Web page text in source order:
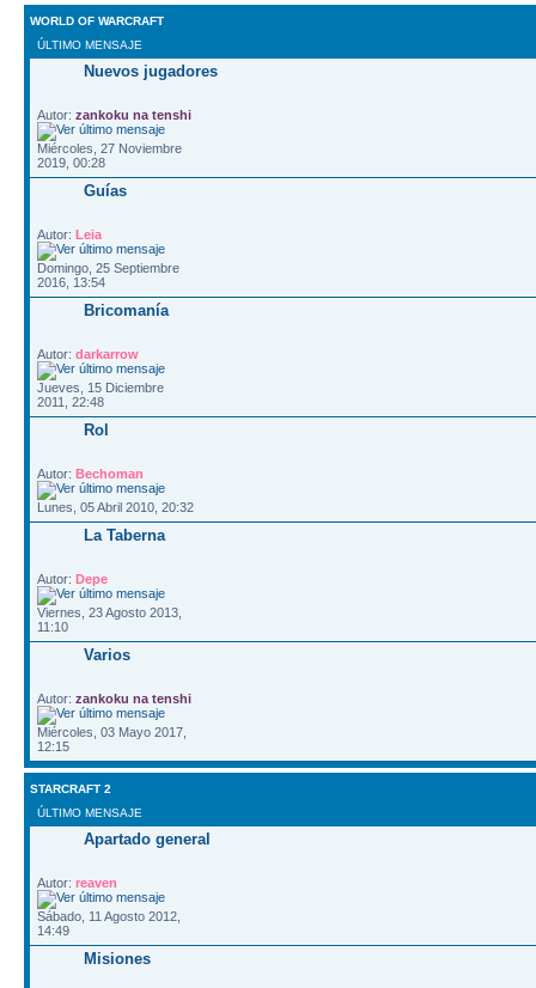
WORLD OF WARCRAFT
ÚLTIMO MENSAJE
Nuevos jugadores
Autor: zankoku na tenshi
Miércoles, 27 Noviembre
2019, 00:28
Guías
Autor: Leia
Domingo, 25 Septiembre
2016, 13:54
Bricomanía
Autor: darkarrow
Jueves, 15 Diciembre
2011, 22:48
Rol
Autor: Bechoman
Lunes, 05 Abril 2010, 20:32
La Taberna
Autor: Depe
Viernes, 23 Agosto 2013,
11:10
Varios
Autor: zankoku na tenshi
Miércoles, 03 Mayo 2017,
12:15
STARCRAFT 2
ÚLTIMO MENSAJE
Apartado general
Autor: reaven
Sábado, 11 Agosto 2012,
14:49
Misiones